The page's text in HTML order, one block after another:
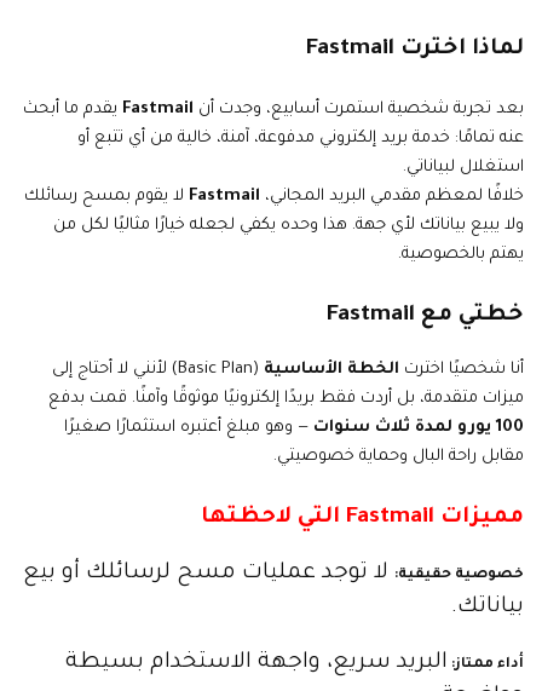
لماذا اخترت Fastmail
بعد تجربة شخصية استمرت أسابيع، وجدت أن Fastmail يقدم ما أبحث
عنه تمامًا: خدمة بريد إلكتروني مدفوعة، آمنة، خالية من أي تتبع أو
استغلال لبياناتي.
خلافًا لمعظم مقدمي البريد المجاني، Fastmail لا يقوم بمسح رسائلك
ولا يبيع بياناتك لأي جهة. هذا وحده يكفي لجعله خيارًا مثاليًا لكل من
يهتم بالخصوصية.
خطتي مع Fastmail
أنا شخصيًا اخترت الخطة الأساسية
(Basic Plan) لأنني لا أحتاج إلى
ميزات متقدمة، بل أردت فقط بريدًا إلكترونيًا موثوقًا وآمنًا. قمت بدفع
100 يورو لمدة ثلاث سنوات
— وهو مبلغ أعتبره استثمارًا صغيرًا
مقابل راحة البال وحماية خصوصيتي.
مميزات Fastmail التي لاحظتها
خصوصية حقيقية:
لا توجد عمليات مسح لرسائلك أو بيع
بياناتك.
أداء ممتاز: البريد سريع، واجهة الاستخدام بسيطة